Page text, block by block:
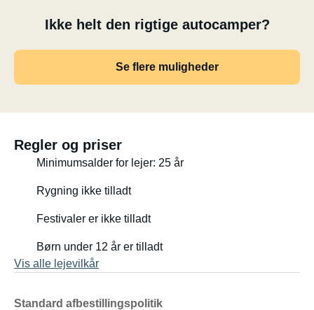
Ikke helt den rigtige autocamper?
Se flere muligheder
Regler og priser
Minimumsalder for lejer: 25 år
Rygning ikke tilladt
Festivaler er ikke tilladt
Børn under 12 år er tilladt
Vis alle lejevilkår
Standard afbestillingspolitik